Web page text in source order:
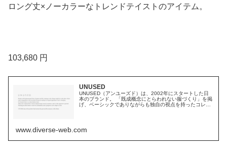
ロング丈×ノーカラーなトレンドテイストのアイテム。
103,680 円
UNUSED
UNUSED（アンユーズド）は、2002年にスタートした日
本のブランド。 「既成概念にとらわれない服づくり」を掲
げ、ベーシックでありながらも独自の視点を持ったコレク
www.diverse-web.com